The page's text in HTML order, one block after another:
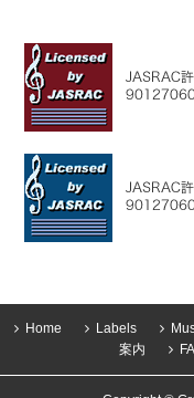
Home Labels
案内